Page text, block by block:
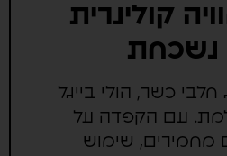
קולינרית
כשר, הולי בייגל
עם הקפדה על
מחמירים, שימוש